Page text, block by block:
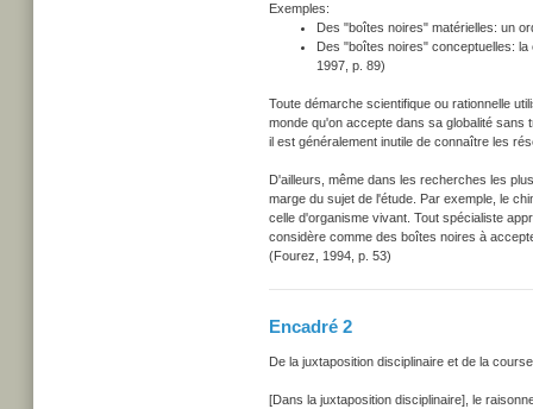
Exemples:
Des "boîtes noires" matérielles: un
Des "boîtes noires" conceptuelles:
1997, p. 89)
Toute démarche scientifique ou rationnelle
monde qu'on accepte dans sa globalité sans
il est généralement inutile de connaître les
D'ailleurs, même dans les recherches les
marge du sujet de l'étude. Par exemple, le
celle d'organisme vivant. Tout spécialiste
considère comme des boîtes noires à
(Fourez, 1994, p. 53)
Encadré 2
De la juxtaposition disciplinaire et de la
[Dans la juxtaposition disciplinaire], le